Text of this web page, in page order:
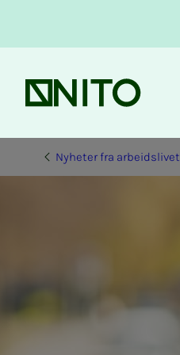
Forsiden
Nyheter fra arbeidslivet